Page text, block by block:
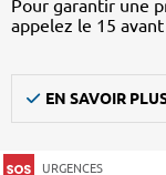
Pour garantir une
appelez le 15
EN SAVOIR
URGENCES